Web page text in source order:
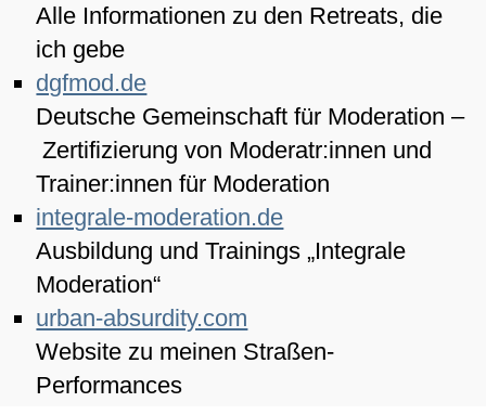
Alle Informationen zu den Retreats, die
ich gebe
dgfmod.de
Deutsche Gemeinschaft für Moderation –
Zertifizierung von Moderatr:innen und
Trainer:innen für Moderation
integrale-moderation.de
Ausbildung und Trainings „Integrale
Moderation“
urban-absurdity.com
Website zu meinen Straßen-
Performances